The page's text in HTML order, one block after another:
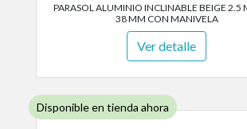
PARASOL ALUMINIO INCLINABLE BEIGE 2.5
38 MM CON MANIVELA
Ver detalle
Disponible en tienda ahora